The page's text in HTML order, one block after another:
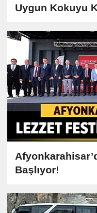
Uygun Kokuyu
Başlıyor!